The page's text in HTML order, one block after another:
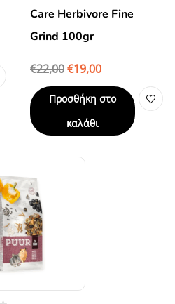
Care Herbivore Fine
Grind 100gr
€22,00€19,00
Προσθήκη στο
καλάθι